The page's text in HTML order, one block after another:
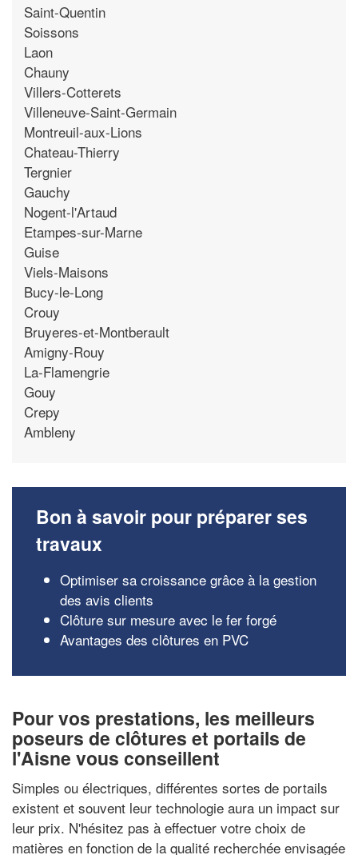
Saint-Quentin
Soissons
Laon
Chauny
Villers-Cotterets
Villeneuve-Saint-Germain
Montreuil-aux-Lions
Chateau-Thierry
Tergnier
Gauchy
Nogent-l'Artaud
Etampes-sur-Marne
Guise
Viels-Maisons
Bucy-le-Long
Crouy
Bruyeres-et-Montberault
Amigny-Rouy
La-Flamengrie
Gouy
Crepy
Ambleny
Bon à savoir pour préparer ses
travaux
Optimiser sa croissance grâce à la gestion
des avis clients
Clôture sur mesure avec le fer forgé
Avantages des clôtures en PVC
Pour vos prestations, les meilleurs
poseurs de clôtures et portails de
l'Aisne vous conseillent
Simples ou électriques, différentes sortes de portails
existent et souvent leur technologie aura un impact sur
leur prix. N'hésitez pas à effectuer votre choix de
matières en fonction de la qualité recherchée envisagée